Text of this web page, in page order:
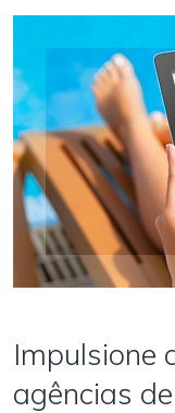
Impulsione
agências